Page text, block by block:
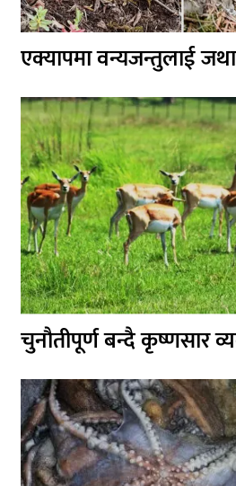
एक्यापमा वन्यजन्तुलाई
चुनौतीपूर्ण बन्दै कृष्णसार